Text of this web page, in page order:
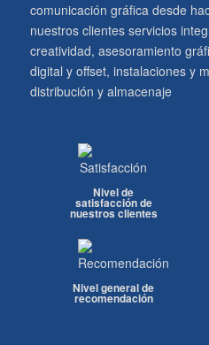
comunicación gráfica desde
nuestros clientes servicios
creatividad, asesoramiento
digital y offset, instalaciones y
distribución y almacenaje
Nivel de
satisfacción de
nuestros clientes
Nivel general de
recomendación